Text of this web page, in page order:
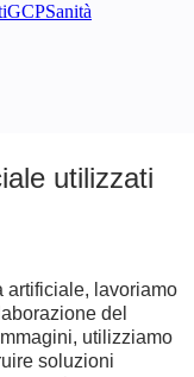
GCPSanità
utilizzati
artificiale, lavoriamo
del
utilizziamo
soluzioni